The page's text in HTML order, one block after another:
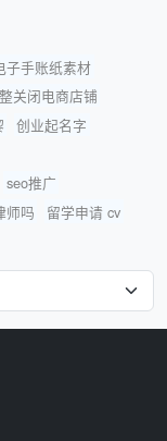
子手账纸素材
关闭电商店铺
创业起名字
seo推广
师吗 留学申请 cv